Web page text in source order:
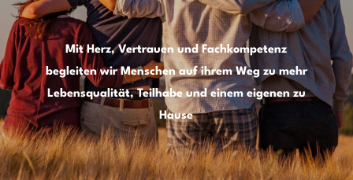
Mit Herz, Vertrauen und Fachkompetenz
begleiten wir Menschen auf ihrem Weg zu mehr
Lebensqualität, Teilhabe und einem eigenen zu
Hause